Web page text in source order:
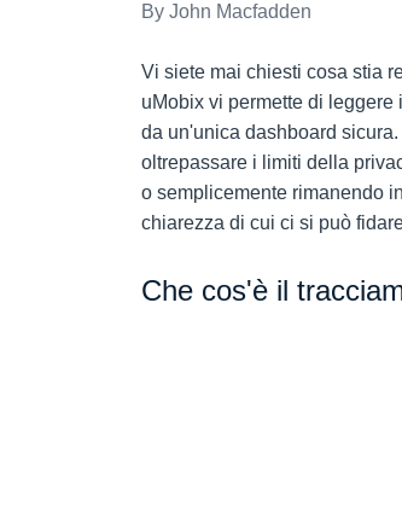
John Macfadden
Vi siete mai chiesti cosa stia
uMobix vi permette di
da un'unica dashboard
oltrepassare i limiti della
o semplicemente rimanendo
chiarezza di cui ci si può
Che cos'è il